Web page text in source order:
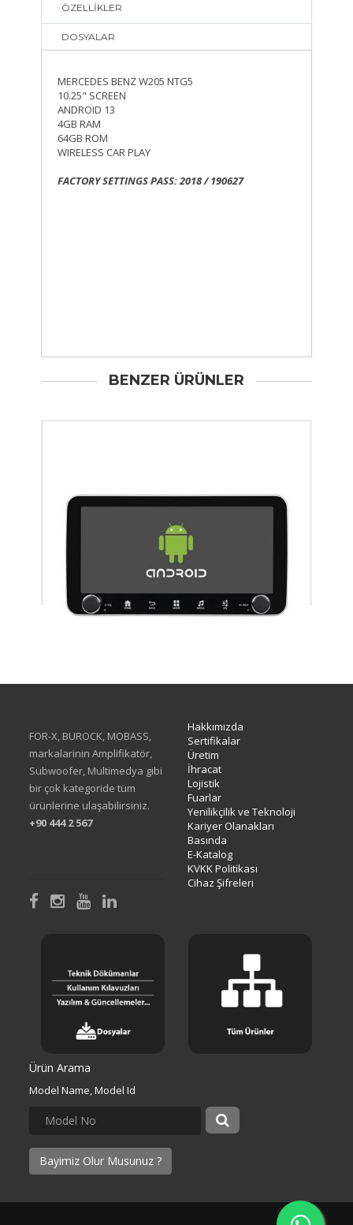
ÖZELLİKLER
DOSYALAR
MERCEDES BENZ W205 NTG5
10.25" SCREEN
ANDROID 13
4GB RAM
64GB ROM
WIRELESS CAR PLAY
FACTORY SETTINGS PASS: 2018 / 190627
BENZER ÜRÜNLER
FOR-X, BUROCK, MOBASS,
markalarinin Amplifikatör,
Subwoofer, Multimedya gibi
bir çok kategoride tüm
ürünlerine ulaşabilirsiniz.
+90 444 2 567
Hakkımızda
Sertifikalar
Üretim
İhracat
Lojistik
Fuarlar
Yenilikçilik ve Teknoloji
Kariyer Olanakları
Basında
E-Katalog
KVKK Politikası
Cihaz Şifreleri
Ürün Arama
Model Name, Model Id
Bayimiz Olur Musunuz ?